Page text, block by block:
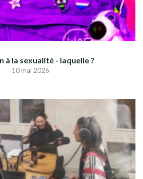
à la sexualité - laquelle ?
10 mai 2026